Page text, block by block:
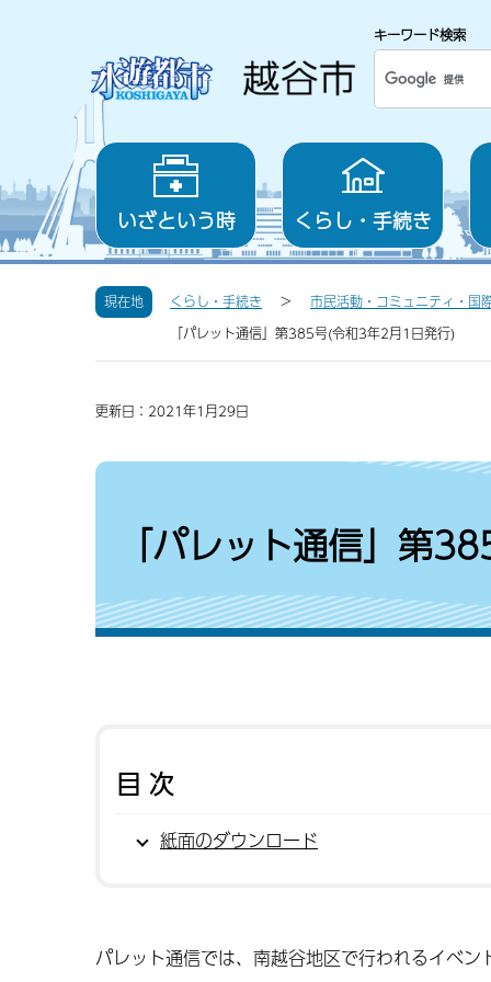
キーワード検索
いざという時 くらし・手続き
現在地 くらし・手続き
市民活動・コミュニティ・国
「パレット通信」第385号(令和3年2月1日発行)
更新日：2021年1月29日
「パレット通信」第
目次
紙面のダウンロード
パレット通信では、南越谷地区で行われるイベ